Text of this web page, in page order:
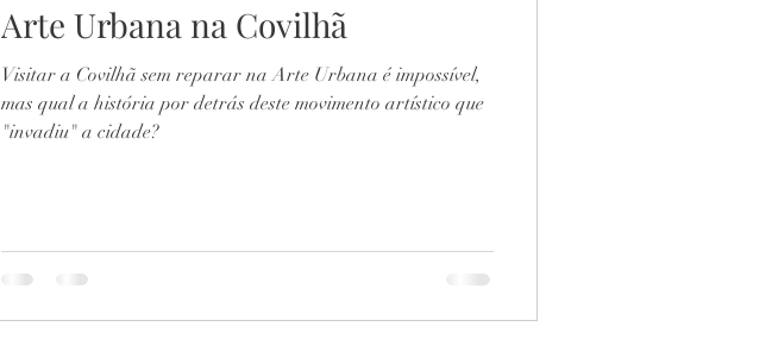
Arte Urbana na Covilhã
Visitar a Covilhã sem reparar na Arte Urbana é impossível,
mas qual a história por detrás deste movimento artístico que
"invadiu" a cidade?